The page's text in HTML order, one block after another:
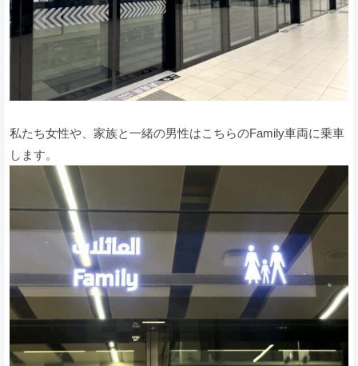
私たち女性や、家族と一緒の男性はこちらのFamily車両に乗車
します。